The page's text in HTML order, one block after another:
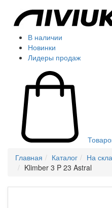
В наличии
Новинки
Лидеры продаж
Главная
Каталог
На
Klimber 3 P 23 Astral